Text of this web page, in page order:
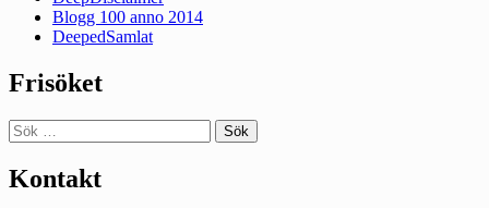
Blogg 100 anno 2014
DeepedSamlat
Frisöket
Sök
efter:
Kontakt